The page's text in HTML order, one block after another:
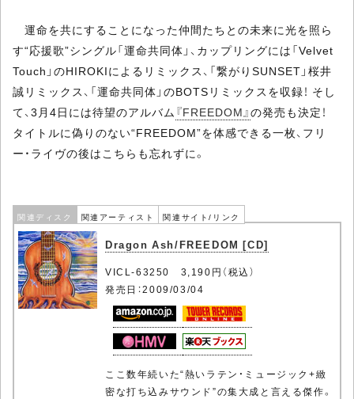
運命を共にすることになった仲間たちとの未来に光を照ら
す“応援歌”シングル「運命共同体」、カップリングには「Velvet
Touch」のHIROKIによるリミックス、「繋がりSUNSET」桜井
誠リミックス、「運命共同体」のBOTSリミックスを収録！ そし
て、3月4日には待望のアルバム 『FREEDOM』の発売も決定！
タイトルに偽りのない“FREEDOM”を体感できる一枚、フリ
ー・ライヴの後はこちらも忘れずに。
関連ディスク 関連アーティスト 関連サイト/リンク
Dragon Ash/FREEDOM [CD]
VICL-63250 3,190円（税込）
発売日：2009/03/04
ここ数年続いた“熱いラテン・ミュージック+緻
密な打ち込みサウンド”の集大成と言える傑作。